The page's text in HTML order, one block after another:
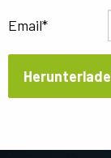
Email